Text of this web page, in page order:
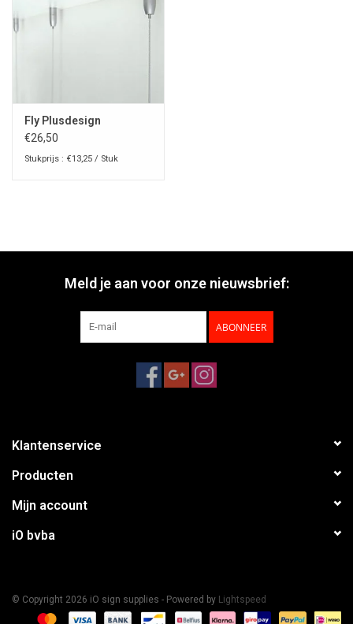
Fly Plusdesign
€26,50
Stukprijs : €13,25 / Stuk
Meld je aan voor onze nieuwsbrief:
ABONNEER
Klantenservice
Producten
Mijn account
iO bvba
© Copyright 2026 iO sign supplies - Powered by Lightspeed